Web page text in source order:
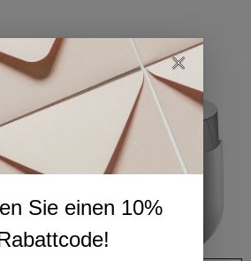
Sie einen 10%